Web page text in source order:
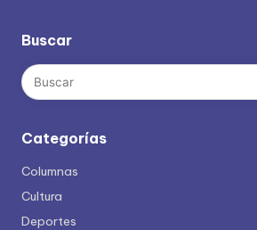
Buscar
Categorías
Columnas
Cultura
Deportes